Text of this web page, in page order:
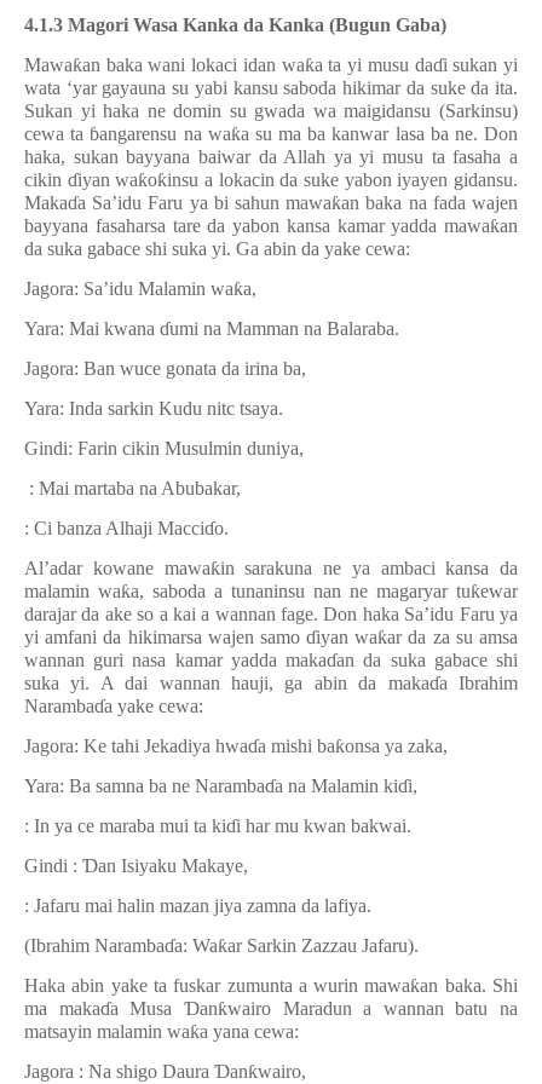
4.1.3 Magori Wasa Kanka da Kanka (Bugun Gaba)
Mawaƙan baka wani lokaci idan waƙa ta yi musu daɗi sukan yi
wata ‘yar gayauna su yabi kansu saboda hikimar da suke da ita.
Sukan yi haka ne domin su gwada wa maigidansu (Sarkinsu)
cewa ta ɓangarensu na waƙa su ma ba kanwar lasa ba ne. Don
haka, sukan bayyana baiwar da Allah ya yi musu ta fasaha a
cikin ɗiyan waƙoƙinsu a lokacin da suke yabon iyayen gidansu.
Makaɗa Sa’idu Faru ya bi sahun mawaƙan baka na fada wajen
bayyana fasaharsa tare da yabon kansa kamar yadda mawaƙan
da suka gabace shi suka yi. Ga abin da yake cewa:
Jagora: Sa’idu Malamin waƙa,
Yara: Mai kwana ɗumi na Mamman na Balaraba.
Jagora: Ban wuce gonata da irina ba,
Yara: Inda sarkin Kudu nitc tsaya.
Gindi: Farin cikin Musulmin duniya,
: Mai martaba na Abubakar,
: Ci banza Alhaji Macciɗo.
Al’adar kowane mawaƙin sarakuna ne ya ambaci kansa da
malamin waƙa, saboda a tunaninsu nan ne magaryar tuƙewar
darajar da ake so a kai a wannan fage. Don haka Sa’idu Faru ya
yi amfani da hikimarsa wajen samoɗiyan waƙar da za su amsa
wannan guri nasa kamar yadda makaɗan da suka gabace shi
suka yi. A dai wannan hauji, ga abin da makaɗa Ibrahim
Narambaɗa yake cewa:
Jagora: Ke tahi Jekadiya hwaɗa mishi baƙonsa ya zaka,
Yara: Ba samna ba ne Narambaɗa na Malamin kiɗi,
: In ya ce maraba mui ta kiɗi har mu kwan bakwai.
Gindi : Ɗan Isiyaku Makaye,
: Jafaru mai halin mazan jiya zamna da lafiya.
(Ibrahim Narambaɗa: Waƙar Sarkin Zazzau Jafaru).
Haka abin yake ta fuskar zumunta a wurin mawaƙan baka. Shi
ma makaɗa Musa Ɗanƙwairo Maradun a wannan batu na
matsayin malamin waƙa yana cewa:
Jagora : Na shigo Daura Ɗanƙwairo,